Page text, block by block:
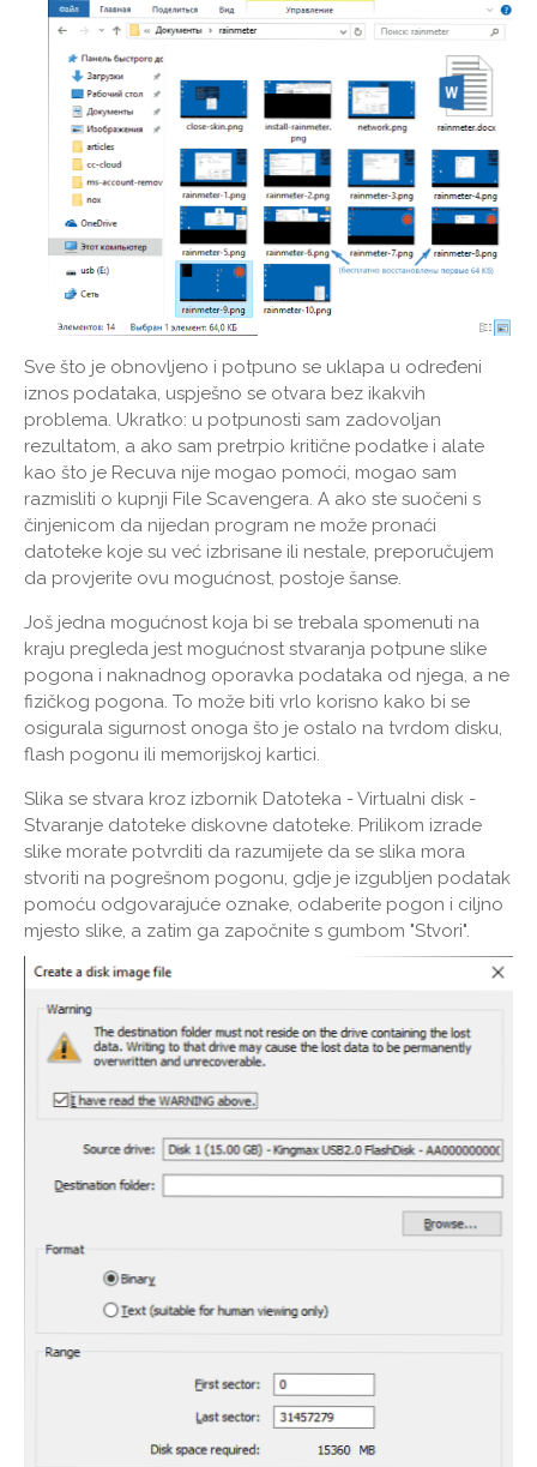
Sve što je obnovljeno i potpuno se uklapa u određeni
iznos podataka, uspješno se otvara bez ikakvih
problema. Ukratko: u potpunosti sam zadovoljan
rezultatom, a ako sam pretrpio kritične podatke i alate
kao što je Recuva nije mogao pomoći, mogao sam
razmisliti o kupnji File Scavengera. A ako ste suočeni s
činjenicom da nijedan program ne može pronaći
datoteke koje su već izbrisane ili nestale, preporučujem
da provjerite ovu mogućnost, postoje šanse.
Još jedna mogućnost koja bi se trebala spomenuti na
kraju pregleda jest mogućnost stvaranja potpune slike
pogona i naknadnog oporavka podataka od njega, a ne
fizičkog pogona. To može biti vrlo korisno kako bi se
osigurala sigurnost onoga što je ostalo na tvrdom disku,
flash pogonu ili memorijskoj kartici.
Slika se stvara kroz izbornik Datoteka - Virtualni disk -
Stvaranje datoteke diskovne datoteke. Prilikom izrade
slike morate potvrditi da razumijete da se slika mora
stvoriti na pogrešnom pogonu, gdje je izgubljen podatak
pomoću odgovarajuće oznake, odaberite pogon i ciljno
mjesto slike, a zatim ga započnite s gumbom "Stvori".